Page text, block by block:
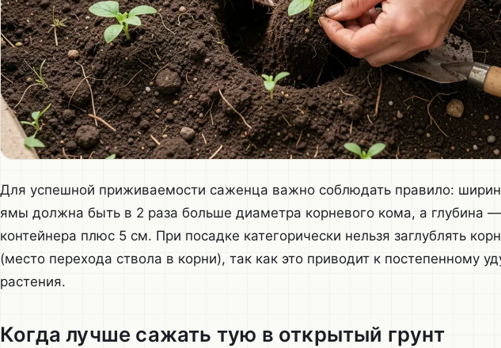
Для успешной приживаемости саженца важно соблюдать правило:
ямы должна быть в 2 раза больше диаметра корневого кома, а глубина
контейнера плюс 5 см. При посадке категорически нельзя заглублять
(место перехода ствола в корни), так как это приводит к постепенному
растения.
Когда лучше сажать тую в открытый грунт